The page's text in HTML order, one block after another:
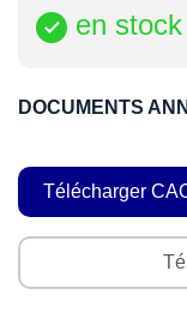
 en stock
DOCUMENTS
Télécharger